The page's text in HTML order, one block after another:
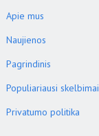
Apie mus
Naujienos
Pagrindinis
Populiariausi skelbimai
Privatumo politika